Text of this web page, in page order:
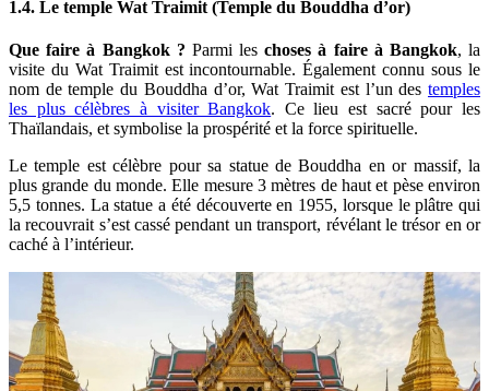
1.4. Le temple Wat Traimit (Temple du Bouddha d’or)
Que faire à Bangkok ? Parmi leschoses à faire à Bangkok, la
visite du Wat Traimit est incontournable. Également connu sous le
nom de temple du Bouddha d’or, Wat Traimit est l’un des temples
les plus célèbres à visiter Bangkok. Ce lieu est sacré pour les
Thaïlandais, et symbolise la prospérité et la force spirituelle.
Le temple est célèbre pour sa statue de Bouddha en or massif, la
plus grande du monde. Elle mesure 3 mètres de haut et pèse environ
5,5 tonnes. La statue a été découverte en 1955, lorsque le plâtre qui
la recouvrait s’est cassé pendant un transport, révélant le trésor en or
caché à l’intérieur.